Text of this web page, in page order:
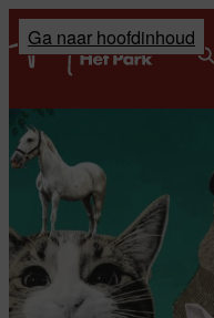
Ga naar hoofdinhoud
Home